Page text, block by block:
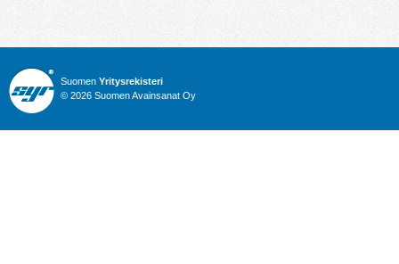
Suomen Yritysrekisteri
© 2026 Suomen Avainsanat Oy